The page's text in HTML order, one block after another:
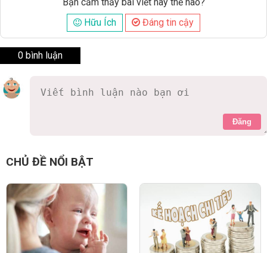
Hữu Ích
Đáng tin cậy
0 bình luận
Đăng
CHỦ ĐỀ NỔI BẬT